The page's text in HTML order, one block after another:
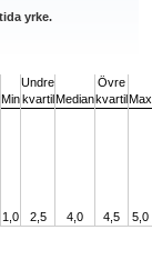
yrke.
Min
Undre
kvartilMedian
Övre
kvartilMax
1,0 2,5 4,0 4,5 5,0